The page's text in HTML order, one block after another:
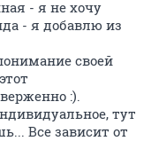
- я не хочу
- я добавлю из
своей
:).
тут
Все зависит от